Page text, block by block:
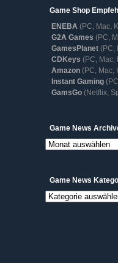
Game Shop
ENEBA (PC, Mac,
G2A Games (PC,
GamesPlanet (PC,
CDKeys (PC, Mac,
Amazon (PC, Mac,
Instant Gaming
GamsGo (Netflix,
Game News
Game News
Game